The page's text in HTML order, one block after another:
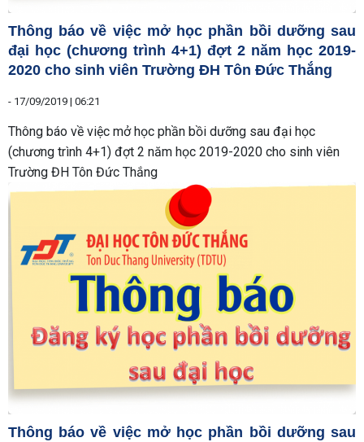
Thông báo về việc mở học phần bồi dưỡng sau
đại học (chương trình 4+1) đợt 2 năm học 2019-
2020 cho sinh viên Trường ĐH Tôn Đức Thắng
- 17/09/2019 | 06:21
Thông báo về việc mở học phần bồi dưỡng sau đại học
(chương trình 4+1) đợt 2 năm học 2019-2020 cho sinh viên
Trường ĐH Tôn Đức Thắng
Thông báo về việc mở học phần bồi dưỡng sau